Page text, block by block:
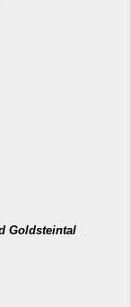
Goldsteintal